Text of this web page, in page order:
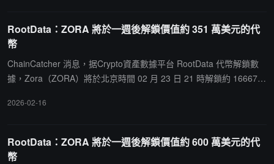
據 Zora 發布的招聘公告顯示，該公司正在尋求"Attention Economist
（注意力經濟學家）"，負責追蹤 TikTok、Instagram Reels、YouTu
be Shorts 和 X 等平台的文化動向以預測下一波趨勢。
RootData：ZORA 將於一週後解鎖價值約 351 萬美元的代
幣
ChainCatcher 消息，据Crypto資產數據平台 RootData 代幣解鎖數
據，Zora（ZORA）將於北京時間 02 月 23 日 21 時解鎖約 16667
2026-02-16
RootData：ZORA 將於一週後解鎖價值約 600 萬美元的代
幣